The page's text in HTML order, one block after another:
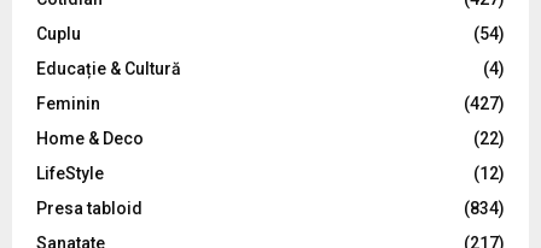
:
C
Cuplu
(54)
Educație & Cultură
(4)
Feminin
(427)
Home & Deco
(22)
LifeStyle
(12)
Presa tabloid
(834)
Sanatate
(217)